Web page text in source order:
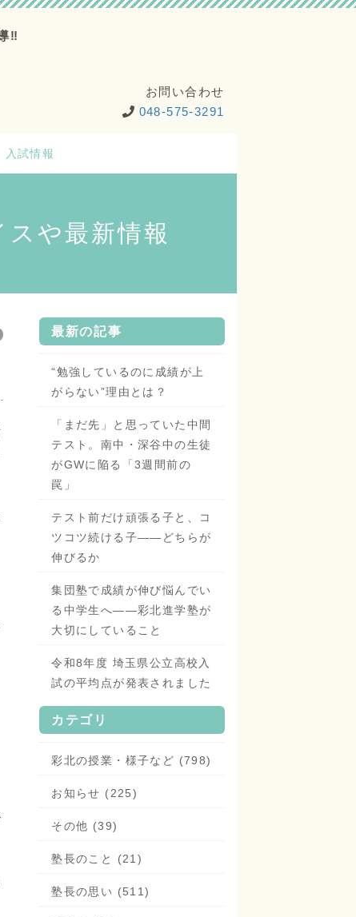
‼
お問い合わせ
048-575-3291
入試情報
や最新情報
最新の記事
“勉強しているのに成績が上
がらない”理由とは？
「まだ先」と思っていた中間
テスト。南中・深谷中の生徒
がGWに陥る「3週間前の
罠」
テスト前だけ頑張る子と、コ
ツコツ続ける子——どちらが
伸びるか
集団塾で成績が伸び悩んでい
る中学生へ——彩北進学塾が
大切にしていること
令和8年度 埼玉県公立高校入
試の平均点が発表されました
カテゴリ
彩北の授業・様子など (798)
お知らせ (225)
その他 (39)
塾長のこと (21)
塾長の思い (511)